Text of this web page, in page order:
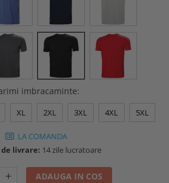
ferma
imbracaminte:
XL 2XL 3XL 4XL 5XL
LA COMANDA
livrare: 14 zile lucratoare
ADAUGA IN COS